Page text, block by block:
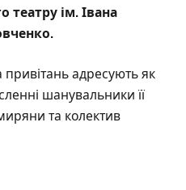
театру ім. Івана
привітань адресують як
шанувальники її
та колектив